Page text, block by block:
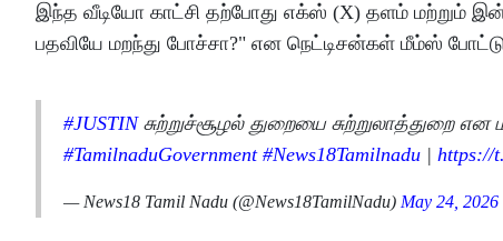
இந்த வீடியோ காட்சி தற்போது எக்ஸ் (X) தளம் மற்றும்
பதவியே மறந்து போச்சா?" என நெட்டிசன்கள் மீம்ஸ்
#JUSTINசுற்றுச்சூழல் துறையை சுற்றுலாத்துறை என
#TamilnaduGovernment #News18Tamilnadu | https://
— News18 Tamil Nadu (@News18TamilNadu) May 24, 2026